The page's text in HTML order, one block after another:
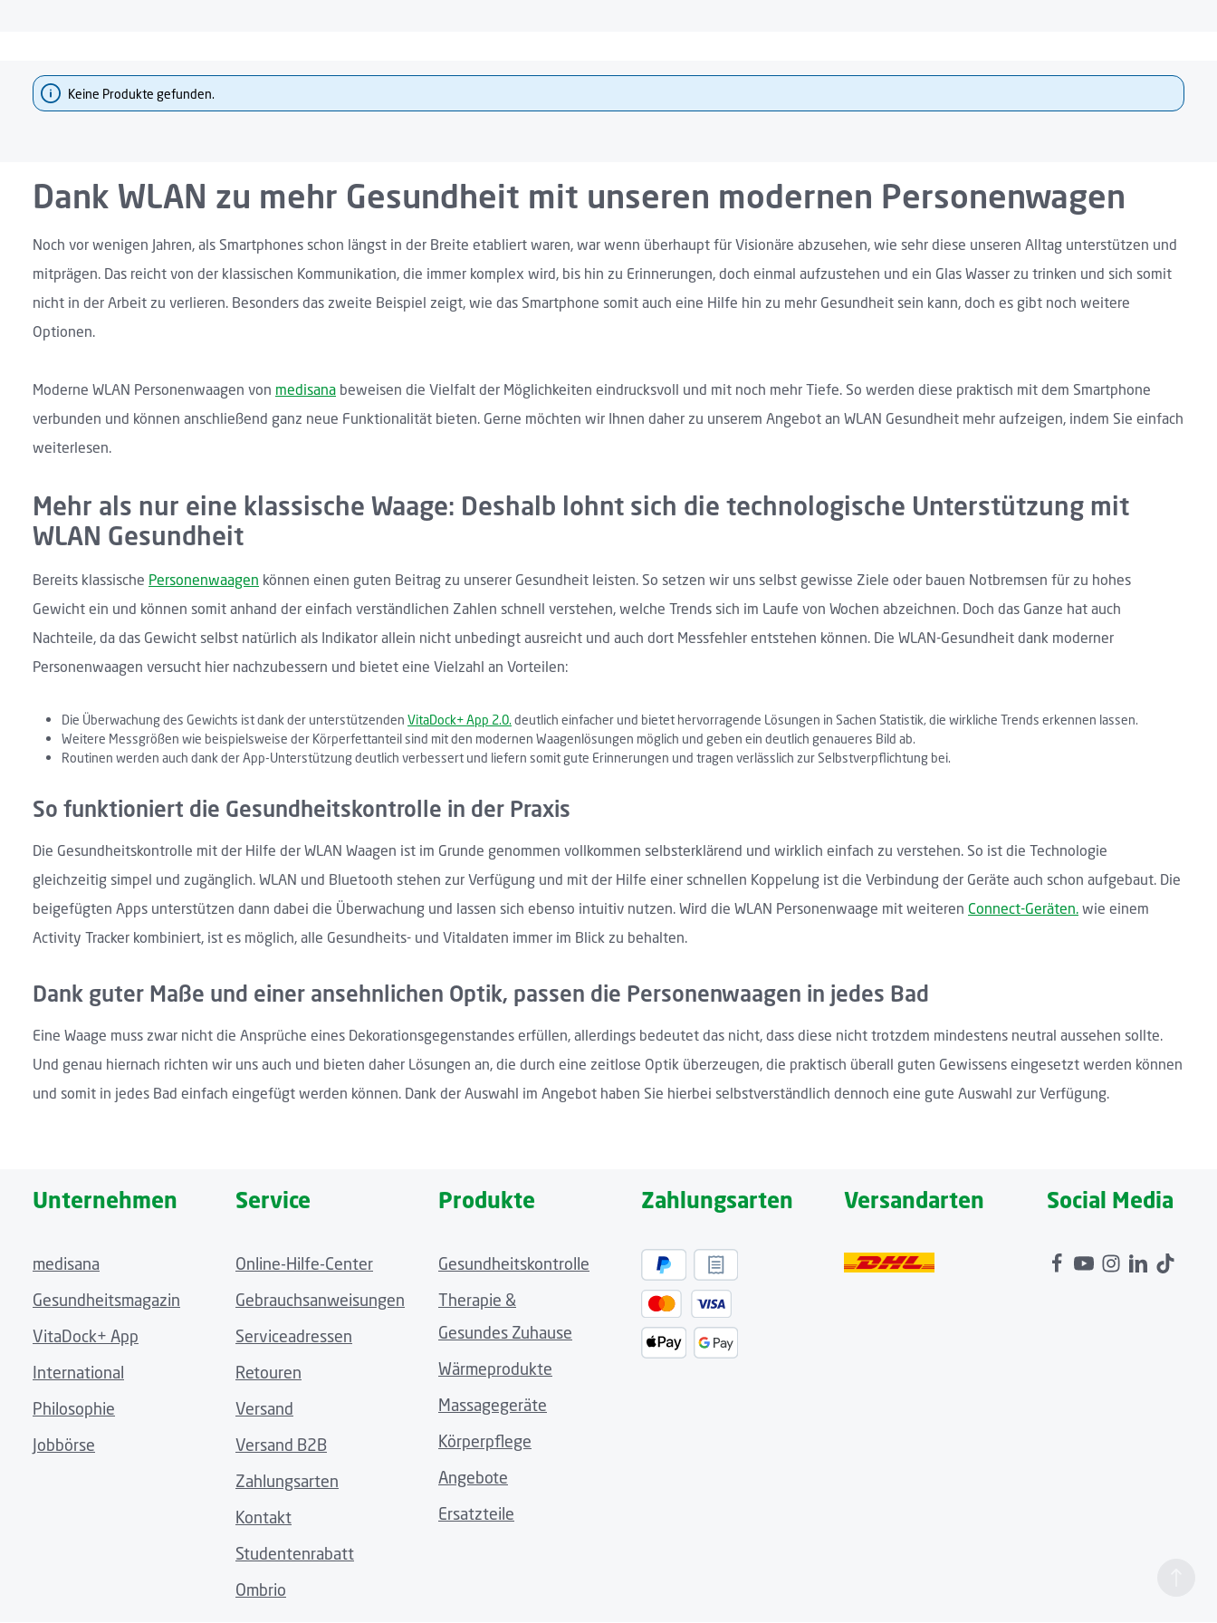
Keine Produkte gefunden.
Dank WLAN zu mehr Gesundheit mit unseren modernen Personenwagen
Noch vor wenigen Jahren, als Smartphones schon längst in der Breite etabliert waren, war wenn überhaupt für Visionäre abzusehen, wie sehr diese unseren Alltag unterstützen und
mitprägen. Das reicht von der klassischen Kommunikation, die immer komplex wird, bis hin zu Erinnerungen, doch einmal aufzustehen und ein Glas Wasser zu trinken und sich somit
nicht in der Arbeit zu verlieren. Besonders das zweite Beispiel zeigt, wie das Smartphone somit auch eine Hilfe hin zu mehr Gesundheit sein kann, doch es gibt noch weitere
Optionen.
Moderne WLAN Personenwaagen von medisana beweisen die Vielfalt der Möglichkeiten eindrucksvoll und mit noch mehr Tiefe. So werden diese praktisch mit dem Smartphone
verbunden und können anschließend ganz neue Funktionalität bieten. Gerne möchten wir Ihnen daher zu unserem Angebot an WLAN Gesundheit mehr aufzeigen, indem Sie einfach
weiterlesen.
Mehr als nur eine klassische Waage: Deshalb lohnt sich die technologische Unterstützung mit
WLAN Gesundheit
Bereits klassische Personenwaagen können einen guten Beitrag zu unserer Gesundheit leisten. So setzen wir uns selbst gewisse Ziele oder bauen Notbremsen für zu hohes
Gewicht ein und können somit anhand der einfach verständlichen Zahlen schnell verstehen, welche Trends sich im Laufe von Wochen abzeichnen. Doch das Ganze hat auch
Nachteile, da das Gewicht selbst natürlich als Indikator allein nicht unbedingt ausreicht und auch dort Messfehler entstehen können. Die WLAN-Gesundheit dank moderner
Personenwaagen versucht hier nachzubessern und bietet eine Vielzahl an Vorteilen:
Die Überwachung des Gewichts ist dank der unterstützenden VitaDock+ App 2.0. deutlich einfacher und bietet hervorragende Lösungen in Sachen Statistik, die wirkliche Trends erkennen lassen.
Weitere Messgrößen wie beispielsweise der Körperfettanteil sind mit den modernen Waagenlösungen möglich und geben ein deutlich genaueres Bild ab.
Routinen werden auch dank der App-Unterstützung deutlich verbessert und liefern somit gute Erinnerungen und tragen verlässlich zur Selbstverpflichtung bei.
So funktioniert die Gesundheitskontrolle in der Praxis
Die Gesundheitskontrolle mit der Hilfe der WLAN Waagen ist im Grunde genommen vollkommen selbsterklärend und wirklich einfach zu verstehen. So ist die Technologie
gleichzeitig simpel und zugänglich. WLAN und Bluetooth stehen zur Verfügung und mit der Hilfe einer schnellen Koppelung ist die Verbindung der Geräte auch schon aufgebaut. Die
beigefügten Apps unterstützen dann dabei die Überwachung und lassen sich ebenso intuitiv nutzen. Wird die WLAN Personenwaage mit weiteren Connect-Geräten.wie einem
Activity Tracker kombiniert, ist es möglich, alle Gesundheits- und Vitaldaten immer im Blick zu behalten.
Dank guter Maße und einer ansehnlichen Optik, passen die Personenwaagen in jedes Bad
Eine Waage muss zwar nicht die Ansprüche eines Dekorationsgegenstandes erfüllen, allerdings bedeutet das nicht, dass diese nicht trotzdem mindestens neutral aussehen sollte.
Und genau hiernach richten wir uns auch und bieten daher Lösungen an, die durch eine zeitlose Optik überzeugen, die praktisch überall guten Gewissens eingesetzt werden können
und somit in jedes Bad einfach eingefügt werden können. Dank der Auswahl im Angebot haben Sie hierbei selbstverständlich dennoch eine gute Auswahl zur Verfügung.
Unternehmen
medisana
Gesundheitsmagazin
VitaDock+ App
International
Philosophie
Jobbörse
Service
Online-Hilfe-Center
Gebrauchsanweisungen
Serviceadressen
Retouren
Versand
Versand B2B
Zahlungsarten
Kontakt
Studentenrabatt
Ombrio
Produkte
Gesundheitskontrolle
Therapie &
Gesundes Zuhause
Wärmeprodukte
Massagegeräte
Körperpflege
Angebote
Ersatzteile
Zahlungsarten Versandarten Social Media